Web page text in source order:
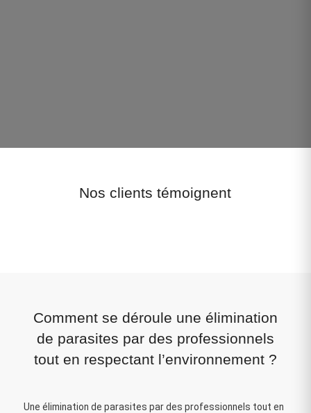
Nos clients témoignent
Comment se déroule une élimination
de parasites par des professionnels
tout en respectant l’environnement ?
Une élimination de parasites par des professionnels tout en